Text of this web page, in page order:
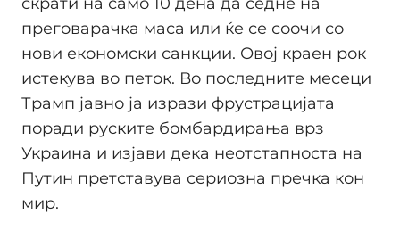
преговарачка маса или ќе се соочи со
нови економски санкции. Овој краен рок
истекува во петок. Во последните месеци
Трамп јавно ја изрази фрустрацијата
поради руските бомбардирања врз
Украина и изјави дека неотстапноста на
Путин претставува сериозна пречка кон
мир.